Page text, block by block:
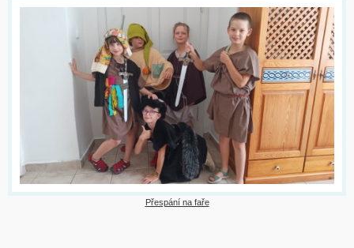
Přespání na faře